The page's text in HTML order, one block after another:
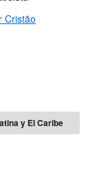
Cristão
y El Caribe